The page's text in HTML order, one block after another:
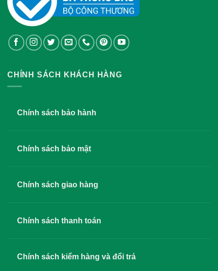
CHÍNH SÁCH KHÁCH HÀNG
Chính sách bảo hành
Chính sách bảo mật
Chính sách giao hàng
Chính sách thanh toán
Chính sách kiểm hàng và đổi trả